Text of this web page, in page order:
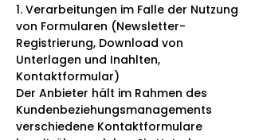
1. Verarbeitungen im Falle der Nutzung
von Formularen (Newsletter-
Registrierung, Download von
Unterlagen und Inahlten,
Kontaktformular)
Der Anbieter hält im Rahmen des
Kundenbeziehungsmanagements
verschiedene Kontaktformulare